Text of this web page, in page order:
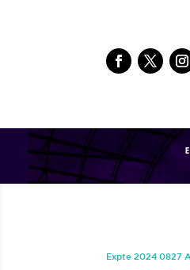
Expte 2024 0827